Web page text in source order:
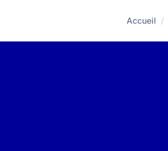
Accueil /